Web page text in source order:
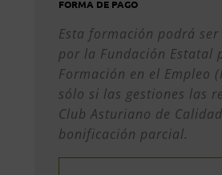
FORMA DE PAGO
Esta formación podrá
por la Fundación Estatal
Formación en el Empleo
sólo si las gestiones las
Club Asturiano de
bonificación parcial.